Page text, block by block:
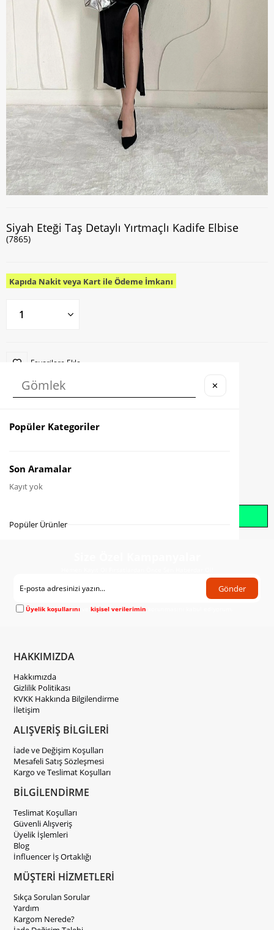
Siyah Eteği Taş Detaylı Yırtmaçlı Kadife Elbise
(7865)
Kapıda Nakit veya Kart ile Ödeme İmkanı
Favorilere Ekle
Karşılaştır
Gelince Haber Ver
Gönder
Üyelik koşullarını vekişisel verilerimin
HAKKIMIZDA
Hakkımızda
Gizlilik Politikası
KVKK Hakkında Bilgilendirme
İletişim
ALIŞVERİŞ BİLGİLERİ
İade ve Değişim Koşulları
Mesafeli Satış Sözleşmesi
Kargo ve Teslimat Koşulları
BİLGİLENDİRME
Teslimat Koşulları
Güvenli Alışveriş
Üyelik İşlemleri
Blog
İnfluencer İş Ortaklığı
MÜŞTERİ HİZMETLERİ
Sıkça Sorulan Sorular
Yardım
Kargom Nerede?
✕
Popüler Kategoriler
Son Aramalar
Kayıt yok
Popüler Ürünler